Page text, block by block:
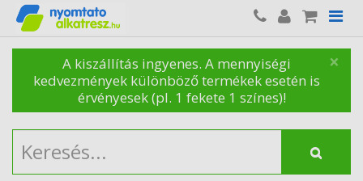
×
A kiszállítás ingyenes. A mennyiségi
kedvezmények különböző termékek esetén is
érvényesek (pl. 1 fekete 1 színes)!